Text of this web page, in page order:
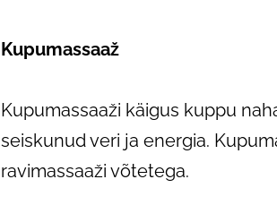
Kupumassaaž
Kupumassaaži käigus kuppu
seiskunud veri ja energia.
ravimassaaži võtetega.